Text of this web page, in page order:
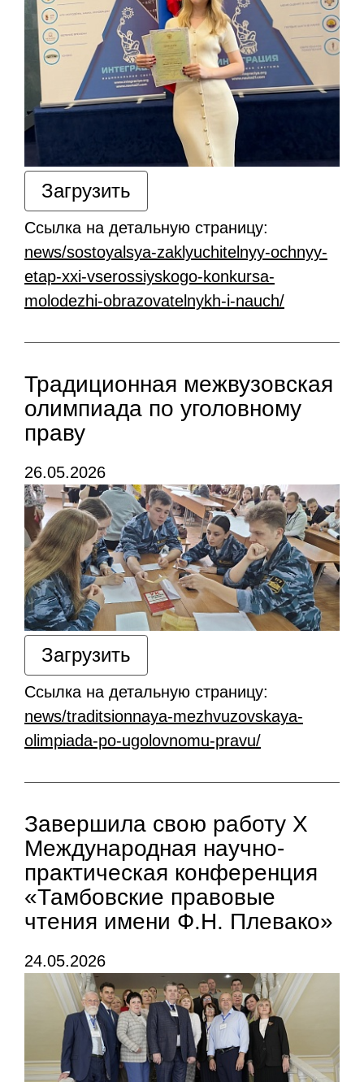
Загрузить
Ссылка на детальную страницу:
news/sostoyalsya-zaklyuchitelnyy-ochnyy-
etap-xxi-vserossiyskogo-konkursa-
molodezhi-obrazovatelnykh-i-nauch/
Традиционная межвузовская
олимпиада по уголовному
праву
26.05.2026
Загрузить
Ссылка на детальную страницу:
news/traditsionnaya-mezhvuzovskaya-
olimpiada-po-ugolovnomu-pravu/
Завершила свою работу Х
Международная научно-
практическая конференция
«Тамбовские правовые
чтения имени Ф.Н. Плевако»
24.05.2026